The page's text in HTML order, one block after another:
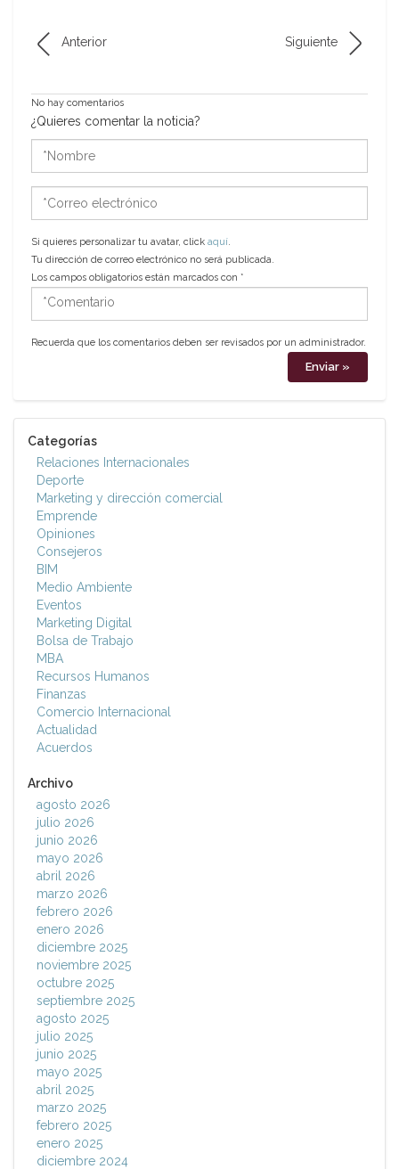
Anterior Siguiente
No hay comentarios
¿Quieres comentar la noticia?
*Nombre
*Correo
electrónico
Si quieres personalizar tu avatar, click aquí.
Tu dirección de correo electrónico no será publicada.
Los campos obligatorios están marcados con *
*Comentario
Recuerda que los comentarios deben ser revisados por un administrador.
Categorías
Relaciones Internacionales
Deporte
Marketing y dirección comercial
Emprende
Opiniones
Consejeros
BIM
Medio Ambiente
Eventos
Marketing Digital
Bolsa de Trabajo
MBA
Recursos Humanos
Finanzas
Comercio Internacional
Actualidad
Acuerdos
Archivo
agosto 2026
julio 2026
junio 2026
mayo 2026
abril 2026
marzo 2026
febrero 2026
enero 2026
diciembre 2025
noviembre 2025
octubre 2025
septiembre 2025
agosto 2025
julio 2025
junio 2025
mayo 2025
abril 2025
marzo 2025
febrero 2025
enero 2025
diciembre 2024